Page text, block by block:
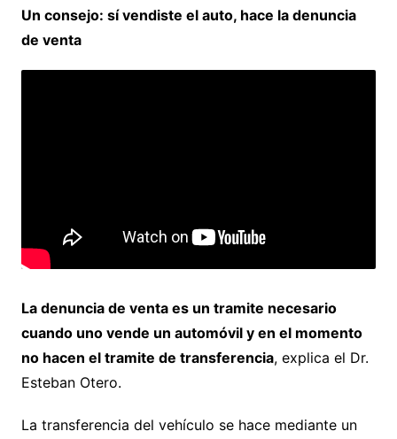
Un consejo: sí vendiste el auto, hace la denuncia
de venta
La denuncia de venta es un tramite necesario
cuando uno vende un automóvil y en el momento
no hacen el tramite de transferencia, explica el Dr.
Esteban Otero.
La transferencia del vehículo se hace mediante un